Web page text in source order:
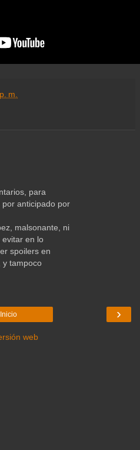
m.
para
anticipado por
malsonante, ni
en lo
spoilers en
y tampoco
›
Inicio
web